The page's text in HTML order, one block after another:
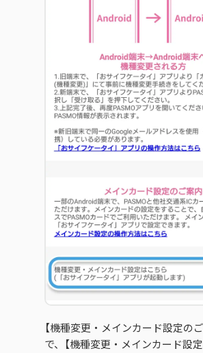
【機種変更・メインカード設定の
で、【機種変更・メインカード設